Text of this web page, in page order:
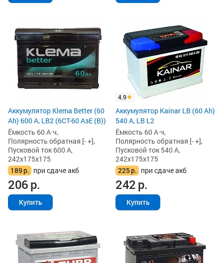
Аккумулятор Klema Better (60
Ah) 600 А, LB2 (6CТ-60 АзЕ (B))
Ёмкость 60 А·ч,
Полярность обратная [- +],
Пусковой ток 600 А,
242x175x175
189р. при сдаче акб
206р.
Купить
4.9
Аккумулятор Kainar LB (60 Ah)
540 А, LB L2
Ёмкость 60 А·ч,
Полярность обратная [- +],
Пусковой ток 540 А,
242x175x175
225р. при сдаче акб
242р.
Купить